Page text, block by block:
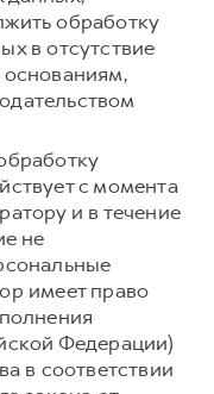
обработку
в отсутствие
с момента
и в течение
не
имеет право
Федерации)
в соответствии